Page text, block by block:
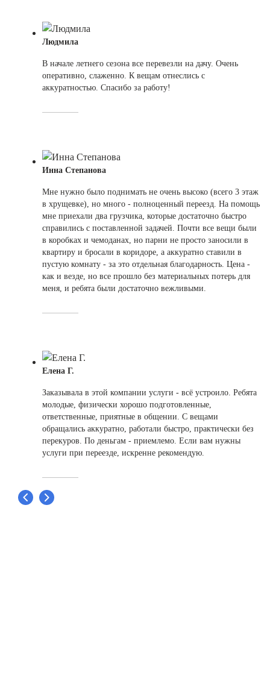
Людмила
В начале летнего сезона все перевезли на дачу. Очень
оперативно, слаженно. К вещам отнеслись с
аккуратностью. Спасибо за работу!
Инна Степанова
Мне нужно было поднимать не очень высоко (всего 3 этаж
в хрущевке), но много - полноценный переезд. На помощь
мне приехали два грузчика, которые достаточно быстро
справились с поставленной задачей. Почти все вещи были
в коробках и чемоданах, но парни не просто заносили в
квартиру и бросали в коридоре, а аккуратно ставили в
пустую комнату - за это отдельная благодарность. Цена -
как и везде, но все прошло без материальных потерь для
меня, и ребята были достаточно вежливыми.
Елена Г.
Заказывала в этой компании услуги - всё устроило. Ребята
молодые, физически хорошо подготовленные,
ответственные, приятные в общении. С вещами
обращались аккуратно, работали быстро, практически без
перекуров. По деньгам - приемлемо. Если вам нужны
услуги при переезде, искренне рекомендую.